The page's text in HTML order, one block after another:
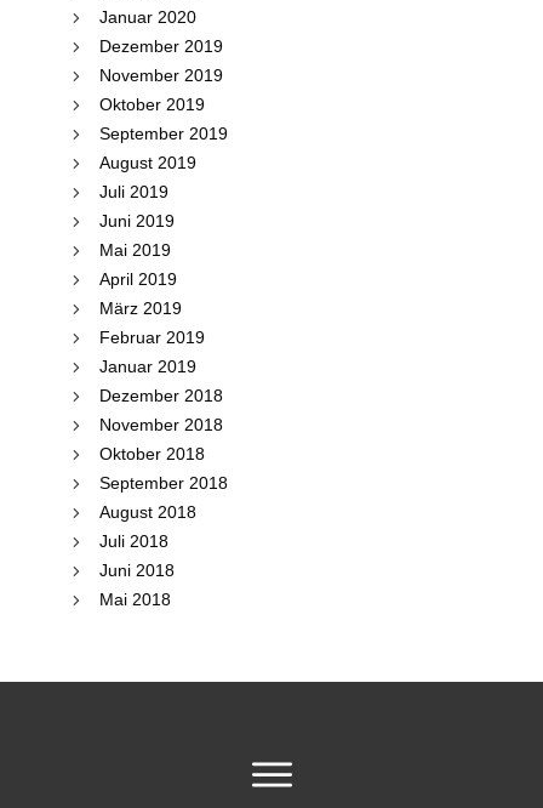
Januar 2020
Dezember 2019
November 2019
Oktober 2019
September 2019
August 2019
Juli 2019
Juni 2019
Mai 2019
April 2019
März 2019
Februar 2019
Januar 2019
Dezember 2018
November 2018
Oktober 2018
September 2018
August 2018
Juli 2018
Juni 2018
Mai 2018